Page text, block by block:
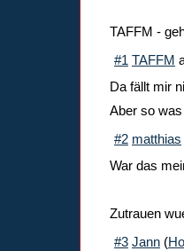
TAFFM -
#1 TAFFM
Da fällt mir
Aber so
#2 matthias
War das
Zutrauen
#3 Jann (